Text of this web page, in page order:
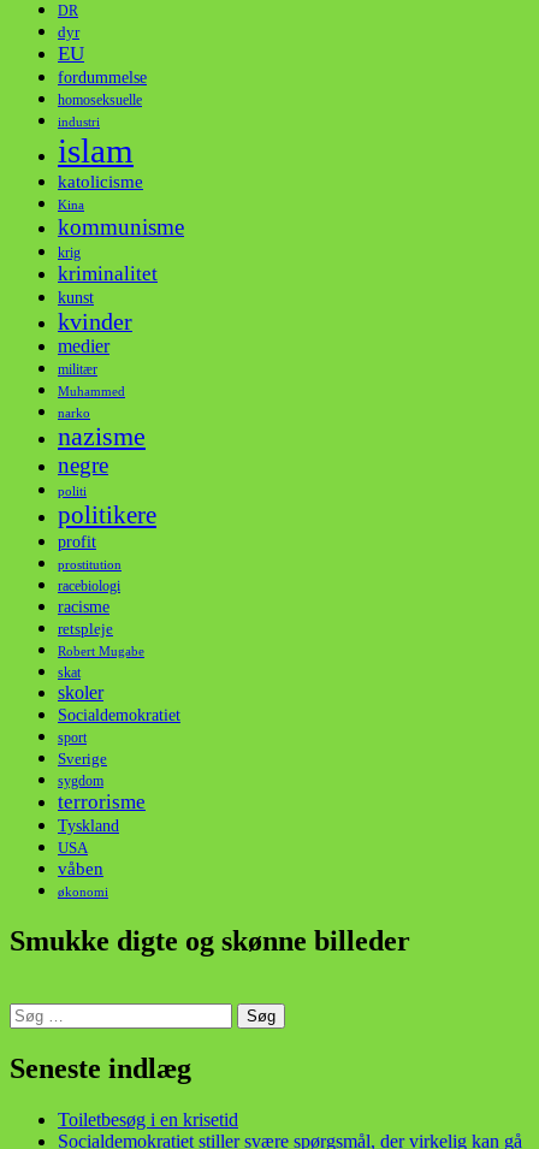
DR
dyr
EU
fordummelse
homoseksuelle
industri
islam
katolicisme
Kina
kommunisme
krig
kriminalitet
kunst
kvinder
medier
militær
Muhammed
narko
nazisme
negre
politi
politikere
profit
prostitution
racebiologi
racisme
retspleje
Robert Mugabe
skat
skoler
Socialdemokratiet
sport
Sverige
sygdom
terrorisme
Tyskland
USA
våben
økonomi
Smukke digte og skønne billeder
Søg
efter:
Seneste indlæg
Toiletbesøg i en krisetid
Socialdemokratiet stiller svære spørgsmål, der virkelig kan gå